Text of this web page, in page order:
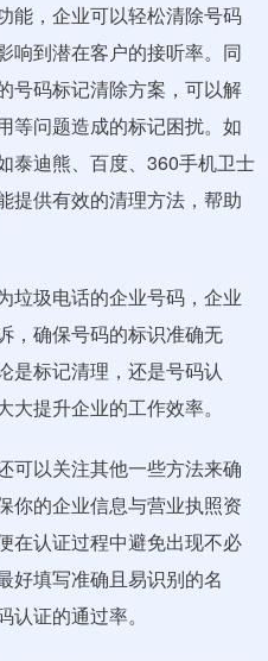
能，企业可以轻松清除号码
响到潜在客户的接听率。同
号码标记清除方案，可以解
等问题造成的标记困扰。如
泰迪熊、百度、360手机卫士
提供有效的清理方法，帮助
垃圾电话的企业号码，企业
，确保号码的标识准确无
是标记清理，还是号码认
提升企业的工作效率。
可以关注其他一些方法来确
你的企业信息与营业执照资
在认证过程中避免出现不必
好填写准确且易识别的名
证的通过率。